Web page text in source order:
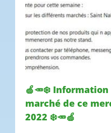
🍏🥕❄️
🍏🥕❄️
marché de ce
2022 ❄️🥕🍏